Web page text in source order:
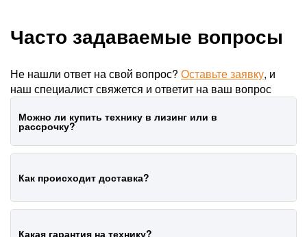
Часто задаваемые вопросы
Не нашли ответ на свой вопрос? Оставьте заявку, и
наш специалист свяжется и ответит на ваш вопрос
Можно ли купить технику в лизинг или в
рассрочку?
Выбор лизинговой компании отстается за
покупателем.
Как происходит доставка?
Какая гарантия на технику?